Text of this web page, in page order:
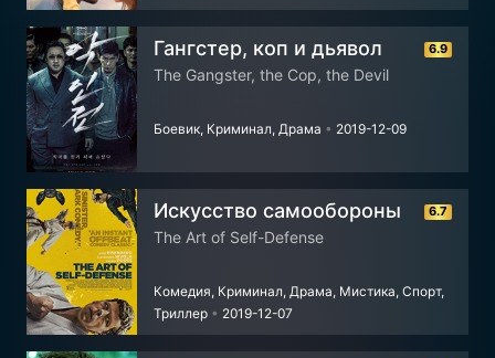
6.9
Гангстер, коп и дьявол
The Gangster, the Cop, the Devil
Боевик, Криминал, Драма • 2019-12-09
6.7
Искусство самообороны
The Art of Self-Defense
Комедия, Криминал, Драма, Мистика, Спорт,
Триллер • 2019-12-07